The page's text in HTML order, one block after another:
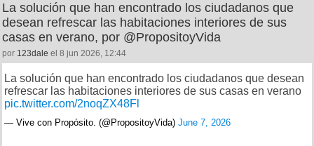
La solución que han encontrado los ciudadanos que
desean refrescar las habitaciones interiores de sus
casas en verano, por @PropositoyVida
por 123dale el 8 jun 2026, 12:44
La solución que han encontrado los ciudadanos que desean
refrescar las habitaciones interiores de sus casas en verano
pic.twitter.com/2noqZX48Fl
— Vive con Propósito. (@PropositoyVida) June 7, 2026